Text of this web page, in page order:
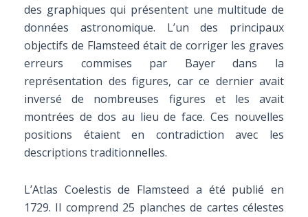
des graphiques qui présentent une multitude de
données astronomique. L’un des principaux
objectifs de Flamsteed était de corriger les graves
erreurs commises par Bayer dans la
représentation des figures, car ce dernier avait
inversé de nombreuses figures et les avait
montrées de dos au lieu de face. Ces nouvelles
positions étaient en contradiction avec les
descriptions traditionnelles.
L’Atlas Coelestis de Flamsteed a été publié en
1729. Il comprend 25 planches de cartes célestes